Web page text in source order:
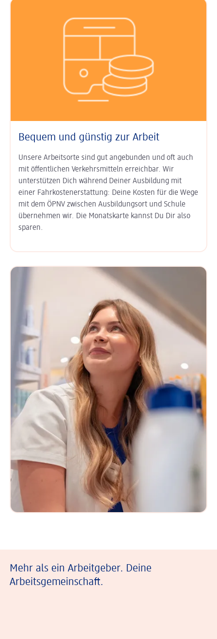
Bequem und günstig zur Arbeit
Unsere Arbeitsorte sind gut an­ge­bunden und oft auch
mit öffent­lichen Verkehrs­mitteln erreichbar. Wir
unterstützen Dich während Deiner Aus­bildung mit
einer Fahr­kosten­erstat­tung: Deine Kosten für die Wege
mit dem ÖPNV zwischen Ausbildungs­ort und Schule
übernehmen wir. Die Monats­karte kannst Du Dir also
sparen.
Mehr als ein Arbeitgeber. Deine
Arbeitsgemeinschaft.